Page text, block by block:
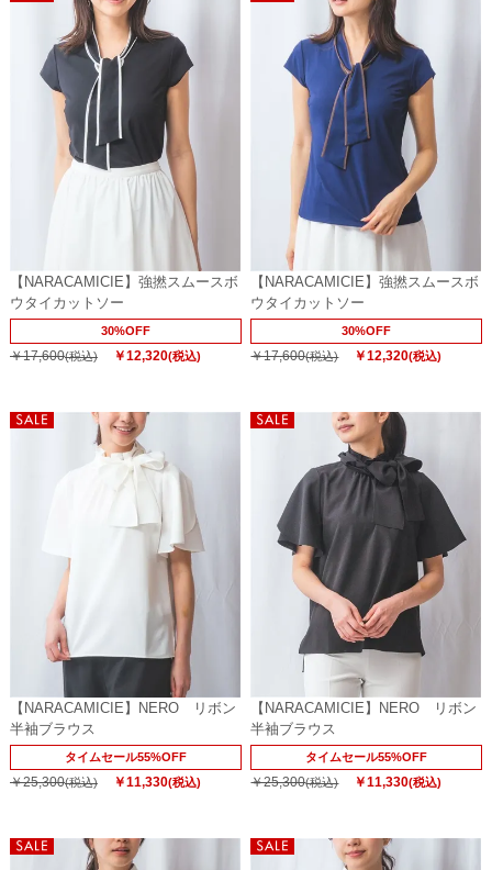
【NARACAMICIE】強撚スムースボ
ウタイカットソー
30%OFF
￥17,600(税込) ￥12,320(税込)
【NARACAMICIE】強撚スムースボ
ウタイカットソー
30%OFF
￥17,600(税込) ￥12,320(税込)
【NARACAMICIE】NERO リボン
半袖ブラウス
タイムセール55%OFF
￥25,300(税込) ￥11,330(税込)
【NARACAMICIE】NERO リボン
半袖ブラウス
タイムセール55%OFF
￥25,300(税込) ￥11,330(税込)